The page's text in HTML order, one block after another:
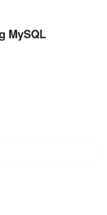
MySQL